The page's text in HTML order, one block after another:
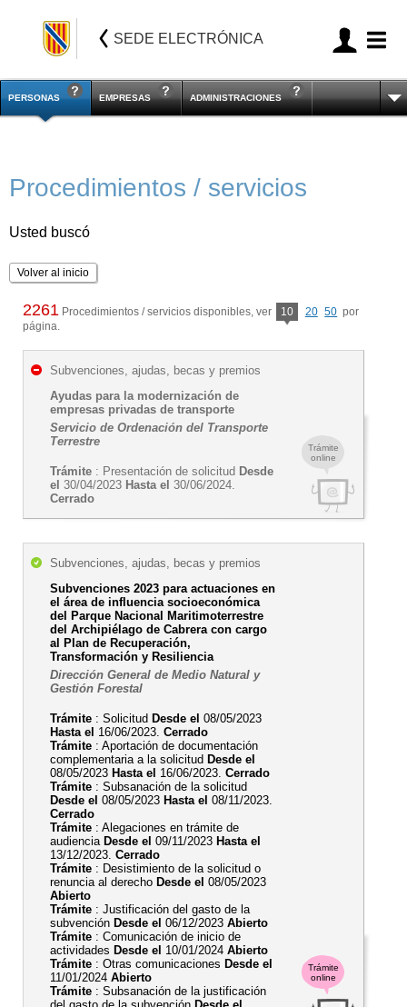
SEDE ELECTRÓNICA
PERSONAS EMPRESAS ADMINISTRACIONES
Procedimientos / servicios
Usted buscó
Volver al inicio
2261 Procedimientos / servicios disponibles, ver 10 20 50 por
página.
Trámite
online
Subvenciones, ajudas, becas y premios
Ayudas para la modernización de
empresas privadas de transporte
Servicio de Ordenación del Transporte
Terrestre
Trámite : Presentación de solicitud Desde
el 30/04/2023 Hasta el 30/06/2024.
Cerrado
Trámite
online
Subvenciones, ajudas, becas y premios
Subvenciones 2023 para actuaciones en
el área de influencia socioeconómica
del Parque Nacional Maritimoterrestre
del Archipiélago de Cabrera con cargo
al Plan de Recuperación,
Transformación y Resiliencia
Dirección General de Medio Natural y
Gestión Forestal
Trámite : Solicitud Desde el 08/05/2023
Hasta el 16/06/2023. Cerrado
Trámite : Aportación de documentación
complementaria a la solicitud Desde el
08/05/2023 Hasta el 16/06/2023. Cerrado
Trámite : Subsanación de la solicitud
Desde el 08/05/2023 Hasta el 08/11/2023.
Cerrado
Trámite : Alegaciones en trámite de
audiencia Desde el 09/11/2023 Hasta el
13/12/2023. Cerrado
Trámite : Desistimiento de la solicitud o
renuncia al derecho Desde el 08/05/2023
Abierto
Trámite : Justificación del gasto de la
subvención Desde el 06/12/2023 Abierto
Trámite : Comunicación de inicio de
actividades Desde el 10/01/2024 Abierto
Trámite : Otras comunicaciones Desde el
11/01/2024 Abierto
Trámite : Subsanación de la justificación